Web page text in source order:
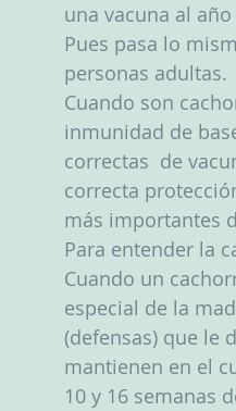
una vacuna al
Pues pasa lo
personas adultas.
Cuando son
inmunidad de
correctas  de
correcta
más importantes
Para entender la
Cuando un
especial de la
(defensas) que le
mantienen en el
10 y 16 semanas